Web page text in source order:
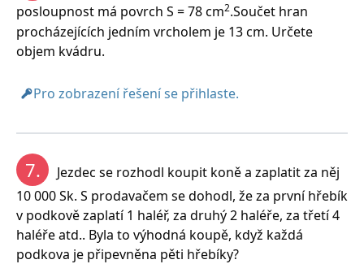
posloupnost má povrch S = 78 cm2.Součet hran
procházejících jedním vrcholem je 13 cm. Určete
objem kvádru.
Pro zobrazení řešení se přihlaste.
7.
Jezdec se rozhodl koupit koně a zaplatit za něj
10 000 Sk. S prodavačem se dohodl, že za první hřebík
v podkově zaplatí 1 haléř, za druhý 2 haléře, za třetí 4
haléře atd.. Byla to výhodná koupě, když každá
podkova je připevněna pěti hřebíky?